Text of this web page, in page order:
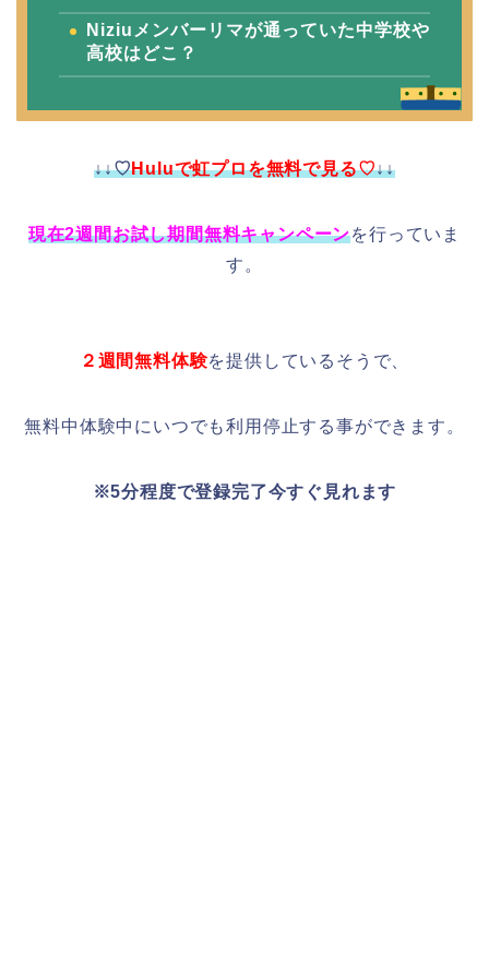
Niziuメンバーリマが通っていた中学校や
高校はどこ？
↓↓♡Huluで虹プロを無料で見る♡↓↓
現在2週間お試し期間無料キャンペーンを行っていま
す。
２週間無料体験を提供しているそうで、
無料中体験中にいつでも利用停止する事ができます。
※5分程度で登録完了今すぐ見れます